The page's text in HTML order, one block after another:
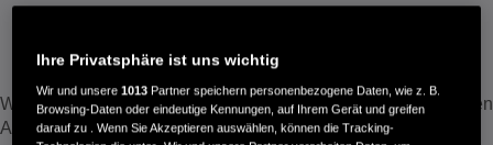
Wählen Sie einen akku oder ladegerät aus, um die technischen
Angaben anzuzeigen zu lassen.
Ihre Privatsphäre ist uns wichtig
Wir und unsere1013 Partner speichern personenbezogene Daten, wie z. B.
Browsing-Daten oder eindeutige Kennungen, auf Ihrem Gerät und greifen
darauf zu . Wenn Sie Akzeptieren auswählen, können die Tracking-